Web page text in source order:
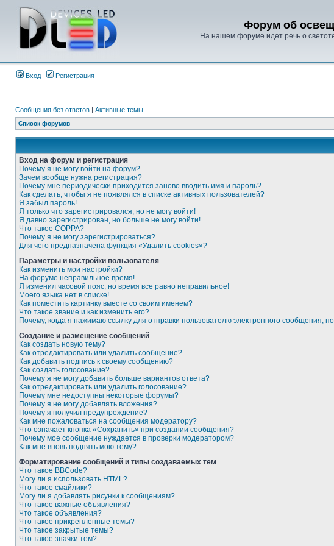
Форум об
На нашем форуме идет речь о
Вход Регистрация
Сообщения без ответов | Активные темы
Список форумов
Вход на форум и регистрация
Почему я не могу войти на форум?
Зачем вообще нужна регистрация?
Почему мне периодически приходится заново вводить имя и пароль?
Как сделать, чтобы я не появлялся в списке активных пользователей?
Я забыл пароль!
Я только что зарегистрировался, но не могу войти!
Я давно зарегистрирован, но больше не могу войти!
Что такое COPPA?
Почему я не могу зарегистрироваться?
Для чего предназначена функция «Удалить cookies»?
Параметры и настройки пользователя
Как изменить мои настройки?
На форуме неправильное время!
Я изменил часовой пояс, но время все равно неправильное!
Моего языка нет в списке!
Как поместить картинку вместе со своим именем?
Что такое звание и как изменить его?
Почему, когда я нажимаю ссылку для отправки пользователю электронного сообщения,
Создание и размещение сообщений
Как создать новую тему?
Как отредактировать или удалить сообщение?
Как добавить подпись к своему сообщению?
Как создать голосование?
Почему я не могу добавить больше вариантов ответа?
Как отредактировать или удалить голосование?
Почему мне недоступны некоторые форумы?
Почему я не могу добавлять вложения?
Почему я получил предупреждение?
Как мне пожаловаться на сообщения модератору?
Что означает кнопка «Сохранить» при создании сообщения?
Почему мое сообщение нуждается в проверки модератором?
Как мне вновь поднять мою тему?
Форматирование сообщений и типы создаваемых тем
Что такое BBCode?
Могу ли я использовать HTML?
Что такое смайлики?
Могу ли я добавлять рисунки к сообщениям?
Что такое важные объявления?
Что такое объявления?
Что такое прикрепленные темы?
Что такое закрытые темы?
Что такое значки тем?